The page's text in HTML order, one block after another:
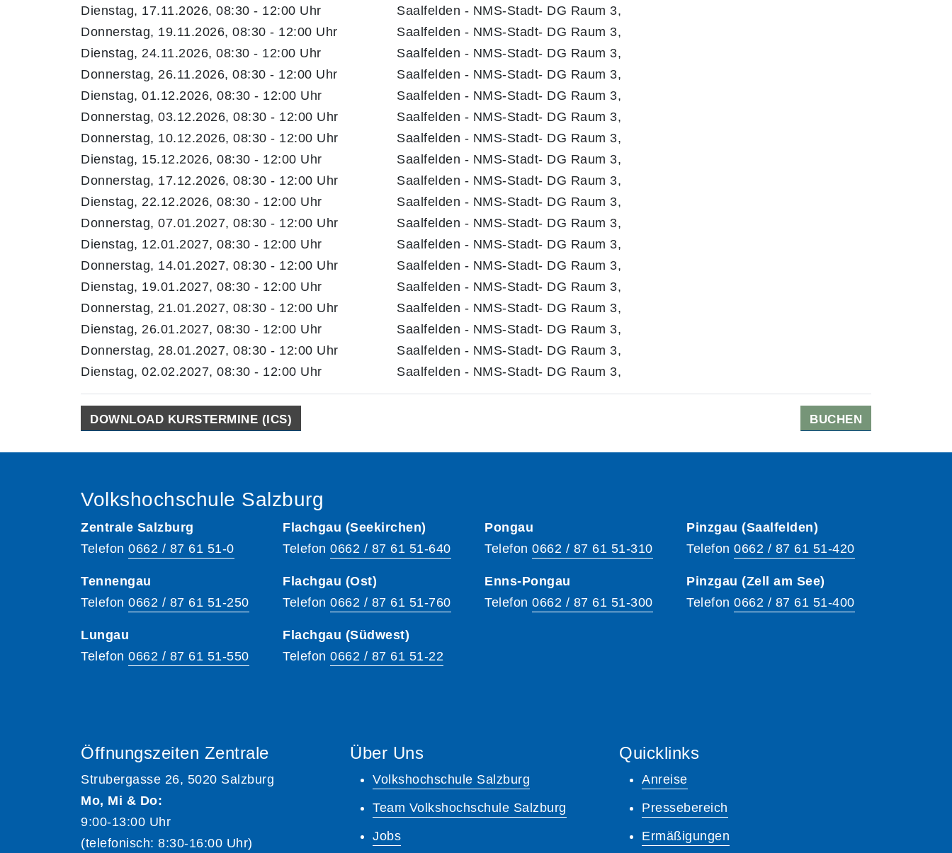
Dienstag, 17.11.2026, 08:30 - 12:00 Uhr
Saalfelden - NMS-Stadt- DG Raum 3,
Donnerstag, 19.11.2026, 08:30 - 12:00 Uhr
Saalfelden - NMS-Stadt- DG Raum 3,
Dienstag, 24.11.2026, 08:30 - 12:00 Uhr
Saalfelden - NMS-Stadt- DG Raum 3,
Donnerstag, 26.11.2026, 08:30 - 12:00 Uhr
Saalfelden - NMS-Stadt- DG Raum 3,
Dienstag, 01.12.2026, 08:30 - 12:00 Uhr
Saalfelden - NMS-Stadt- DG Raum 3,
Donnerstag, 03.12.2026, 08:30 - 12:00 Uhr
Saalfelden - NMS-Stadt- DG Raum 3,
Donnerstag, 10.12.2026, 08:30 - 12:00 Uhr
Saalfelden - NMS-Stadt- DG Raum 3,
Dienstag, 15.12.2026, 08:30 - 12:00 Uhr
Saalfelden - NMS-Stadt- DG Raum 3,
Donnerstag, 17.12.2026, 08:30 - 12:00 Uhr
Saalfelden - NMS-Stadt- DG Raum 3,
Dienstag, 22.12.2026, 08:30 - 12:00 Uhr
Saalfelden - NMS-Stadt- DG Raum 3,
Donnerstag, 07.01.2027, 08:30 - 12:00 Uhr
Saalfelden - NMS-Stadt- DG Raum 3,
Dienstag, 12.01.2027, 08:30 - 12:00 Uhr
Saalfelden - NMS-Stadt- DG Raum 3,
Donnerstag, 14.01.2027, 08:30 - 12:00 Uhr
Saalfelden - NMS-Stadt- DG Raum 3,
Dienstag, 19.01.2027, 08:30 - 12:00 Uhr
Saalfelden - NMS-Stadt- DG Raum 3,
Donnerstag, 21.01.2027, 08:30 - 12:00 Uhr
Saalfelden - NMS-Stadt- DG Raum 3,
Dienstag, 26.01.2027, 08:30 - 12:00 Uhr
Saalfelden - NMS-Stadt- DG Raum 3,
Donnerstag, 28.01.2027, 08:30 - 12:00 Uhr
Saalfelden - NMS-Stadt- DG Raum 3,
Dienstag, 02.02.2027, 08:30 - 12:00 Uhr
Saalfelden - NMS-Stadt- DG Raum 3,
DOWNLOAD KURSTERMINE (ICS) BUCHEN
Volkshochschule Salzburg
Zentrale Salzburg
Telefon 0662 / 87 61 51-0
Tennengau
Telefon 0662 / 87 61 51-250
Lungau
Telefon 0662 / 87 61 51-550
Flachgau (Seekirchen)
Telefon 0662 / 87 61 51-640
Flachgau (Ost)
Telefon 0662 / 87 61 51-760
Flachgau (Südwest)
Telefon 0662 / 87 61 51-22
Pongau
Telefon 0662 / 87 61 51-310
Enns-Pongau
Telefon 0662 / 87 61 51-300
Pinzgau (Saalfelden)
Telefon 0662 / 87 61 51-420
Pinzgau (Zell am See)
Telefon 0662 / 87 61 51-400
Öffnungszeiten Zentrale
Strubergasse 26, 5020 Salzburg
Mo, Mi & Do:
9:00-13:00 Uhr
(telefonisch: 8:30-16:00 Uhr)
Über Uns
Volkshochschule Salzburg
Team Volkshochschule Salzburg
Jobs
Quicklinks
Anreise
Pressebereich
Ermäßigungen